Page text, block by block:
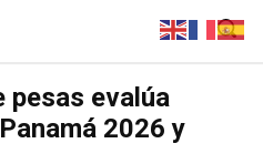
pesas evalúa
2026 y